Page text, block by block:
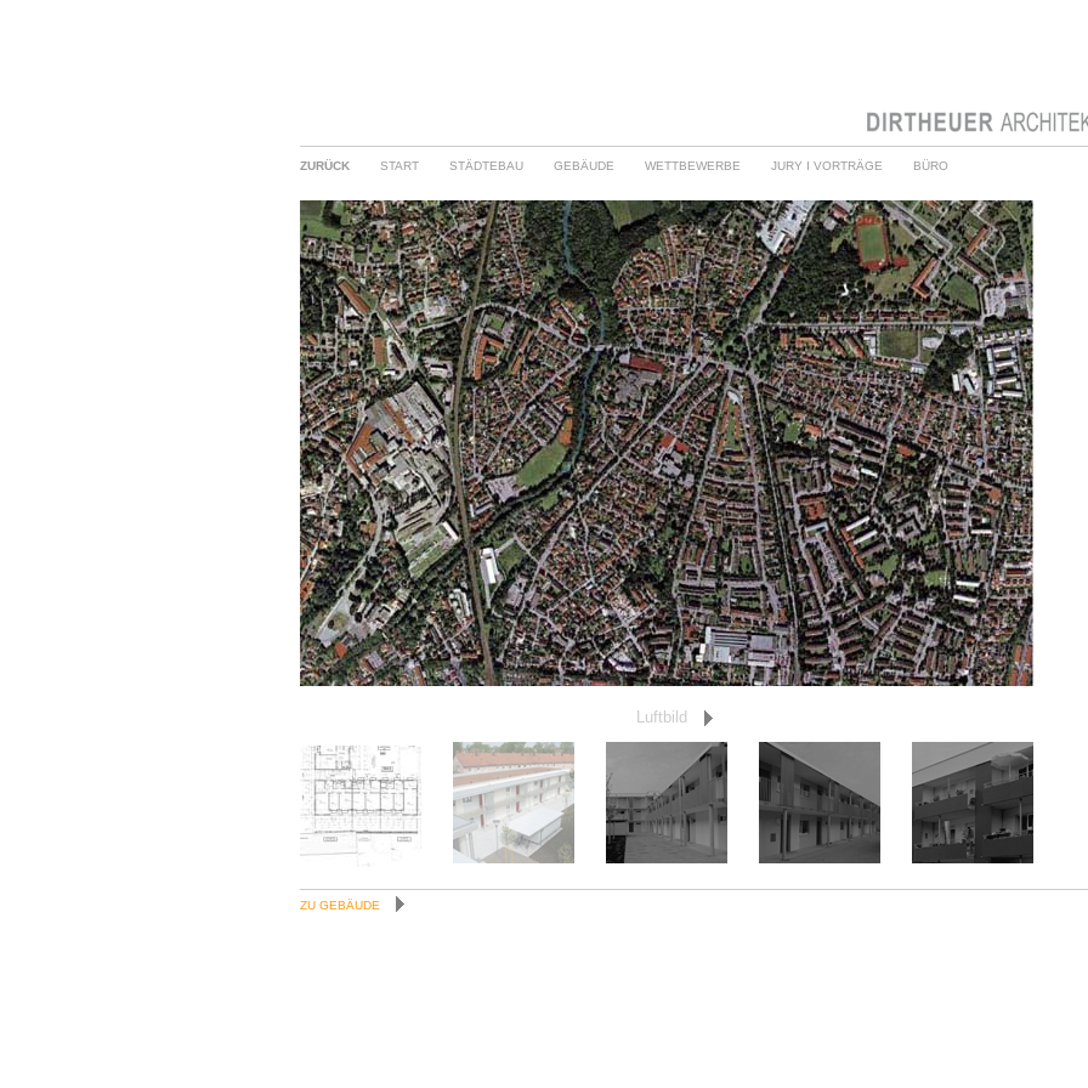
ZURÜCK START STÄDTEBAU GEBÄUDE WETTBEWERBE JURY I VORTRÄGE BÜRO
Luftbild
ZU GEBÄUDE